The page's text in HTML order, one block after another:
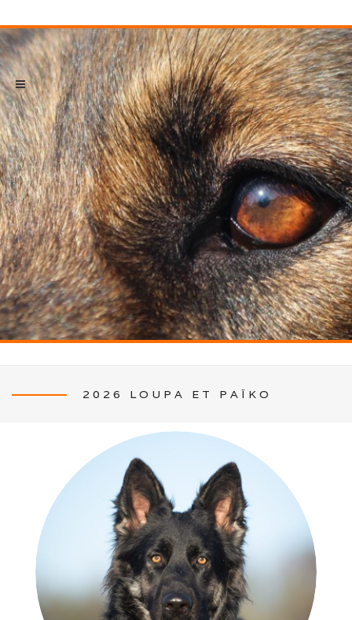
L’ÉLEVAGE
Mon histoire
Nos activités canines
2026 LOUPA ET PAÏKO